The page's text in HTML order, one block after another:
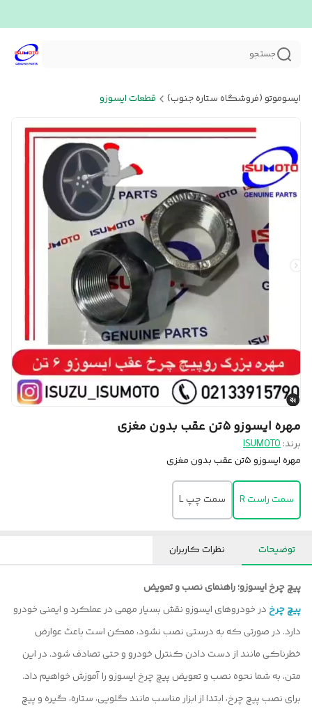
جستجو
ایسوموتو (فروشگاه ستاره جنوب) قطعات ایسوزو
مهره ایسوزو ۵تن عقب بدون مغزی
برند:ISUMOTO
مهره ایسوزو ۵تن عقب بدون مغزی
سمت راست R سمت چپ L
توضیحات نظرات کاربران
پیچ چرخ ایسوزو؛ راهنمای نصب و تعویض
پیچ چرخدر خودروهای ایسوزو نقش بسیار مهمی در عملکرد و ایمنی خودرو
دارد. در صورتی که به درستی نصب نشود، ممکن است باعث عوارض
خطرناکی مانند از دست دادن کنترل خودرو و حتی تصادف شود. در این
متن، به شما نحوه نصب و تعویض پیچ چرخ ایسوزو را آموزش خواهیم داد.
برای نصب پیچ چرخ، ابتدا از ابزار مناسب مانند گلویی، ستاره، گیره و پیچ